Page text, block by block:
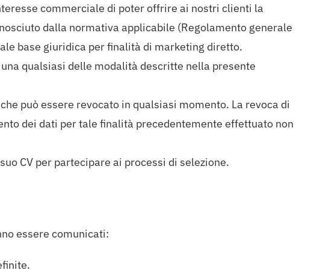
commerciale di poter offrire ai nostri clienti la
dalla normativa applicabile (Regolamento generale
base giuridica per finalità di marketing diretto.
qualsiasi delle modalità descritte nella presente
può essere revocato in qualsiasi momento. La revoca di
dei dati per tale finalità precedentemente effettuato non
CV per partecipare ai processi di selezione.
essere comunicati: